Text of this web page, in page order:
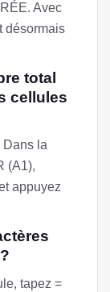
Avec
désormais
total
cellules
Dans la
(A1),
appuyez
tapez =